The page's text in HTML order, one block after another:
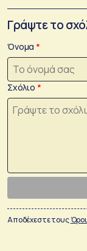
Γράψτε το
Όνομα
Σχόλιο
Αποδέχεστε τους